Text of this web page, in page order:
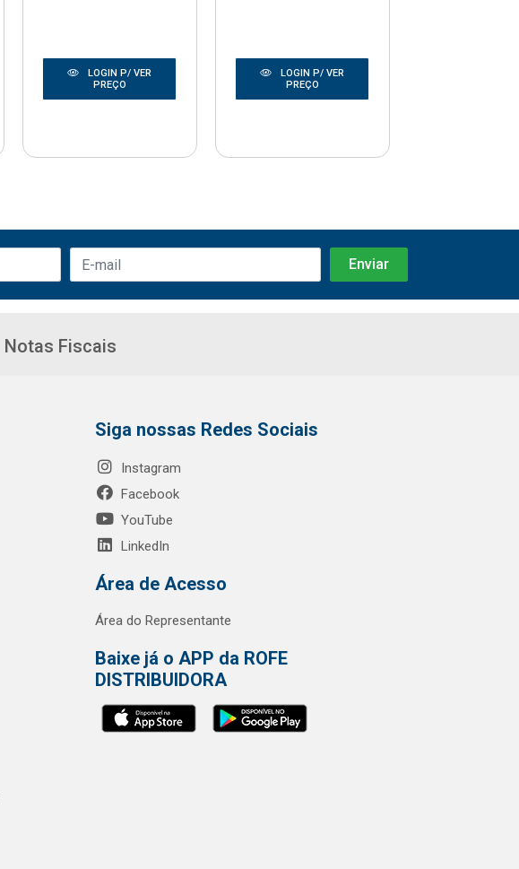
LOGIN P/ VER
PREÇO
LOGIN P/ VER
PREÇO
Notas Fiscais
Siga nossas Redes Sociais
Instagram
Facebook
YouTube
LinkedIn
Área de Acesso
Área do Representante
Baixe já o APP da ROFE
DISTRIBUIDORA